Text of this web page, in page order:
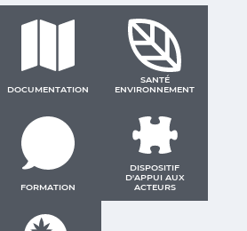
DOCUMENTATION
SANTÉ
ENVIRONNEMENT
FORMATION
DISPOSITIF
D'APPUI AUX
ACTEURS